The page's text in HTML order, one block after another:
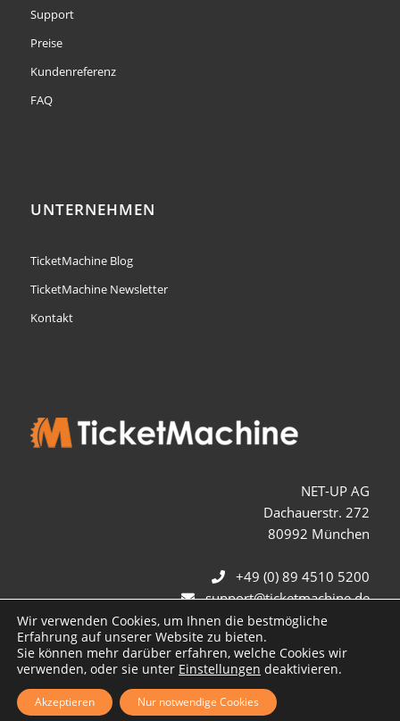
Support
Preise
Kundenreferenz
FAQ
UNTERNEHMEN
TicketMachine Blog
TicketMachine Newsletter
Kontakt
NET-UP AG
Dachauerstr. 272
80992 München
+49 (0) 89 4510 5200
support@ticketmachine.de
© Copyright TicketMachine 2026 - Die Ticketing Spezialisten
Wir verwenden Cookies, um Ihnen die bestmögliche
Erfahrung auf unserer Website zu bieten.
Sie können mehr darüber erfahren, welche Cookies wir
verwenden, oder sie unter Einstellungen deaktivieren.
Akzeptieren Nur notwendige Cookies